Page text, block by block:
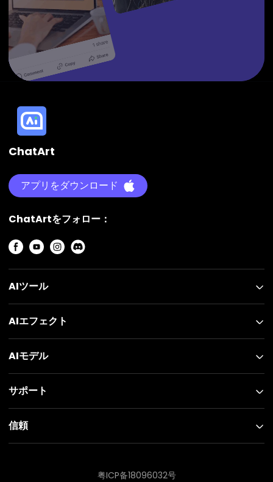
ChatArt
アプリをダウンロード
ChatArtをフォロー：
AIツール
AIエフェクト
AIモデル
サポート
信頼
粤ICP备18096032号